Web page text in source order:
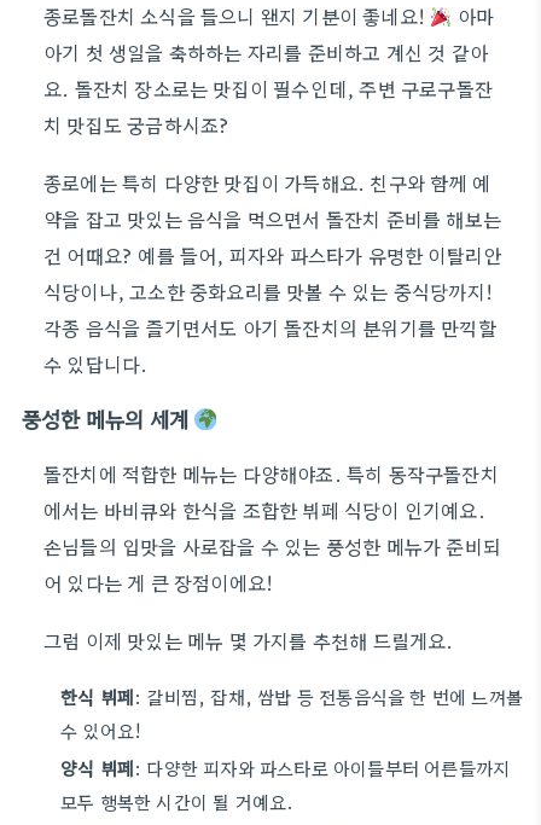
종로돌잔치 소식을 들으니 왠지 기분이 좋네요!
아마
아기 첫 생일을 축하하는 자리를 준비하고 계신 것 같아
요. 돌잔치 장소로는 맛집이 필수인데, 주변 구로구돌잔
치 맛집도 궁금하시죠?
종로에는 특히 다양한 맛집이 가득해요. 친구와 함께 예
약을 잡고 맛있는 음식을 먹으면서 돌잔치 준비를 해보는
건 어때요? 예를 들어, 피자와 파스타가 유명한 이탈리안
식당이나, 고소한 중화요리를 맛볼 수 있는 중식당까지!
각종 음식을 즐기면서도 아기 돌잔치의 분위기를 만끽할
수 있답니다.
풍성한 메뉴의 세계
돌잔치에 적합한 메뉴는 다양해야죠. 특히 동작구돌잔치
에서는 바비큐와 한식을 조합한 뷔페 식당이 인기예요.
손님들의 입맛을 사로잡을 수 있는 풍성한 메뉴가 준비되
어 있다는 게 큰 장점이에요!
그럼 이제 맛있는 메뉴 몇 가지를 추천해 드릴게요.
한식 뷔페: 갈비찜, 잡채, 쌈밥 등 전통음식을 한 번에 느껴볼
수 있어요!
양식 뷔페: 다양한 피자와 파스타로 아이들부터 어른들까지
모두 행복한 시간이 될 거예요.